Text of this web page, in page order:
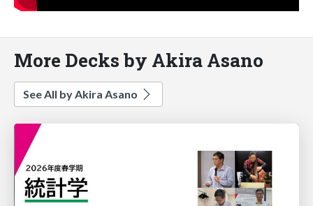
More Decks by Akira Asano
See All by Akira Asano